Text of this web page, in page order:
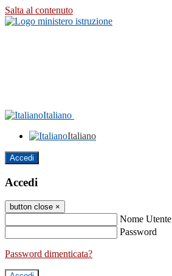
Salta al contenuto
Italiano
Italiano
Accedi
Accedi
button close ×
Nome Utente
Password
Password dimenticata?